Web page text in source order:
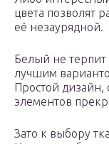
цвета позволят
её незаурядной.
Белый не
лучшим
Простой дизайн,
элементов
Зато к выбору